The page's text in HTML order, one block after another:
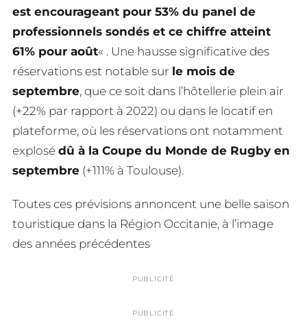
est encourageant pour 53% du panel de
professionnels sondés et ce chiffre atteint
61% pour août« . Une hausse significative des
réservations est notable sur le mois de
septembre, que ce soit dans l’hôtellerie plein air
(+22% par rapport à 2022) ou dans le locatif en
plateforme, où les réservations ont notamment
explosé dû à la Coupe du Monde de Rugby en
septembre (+111% à Toulouse).
Toutes ces prévisions annoncent une belle saison
touristique dans la Région Occitanie, à l’image
des années précédentes
PUBLICITÉ
PUBLICITÉ